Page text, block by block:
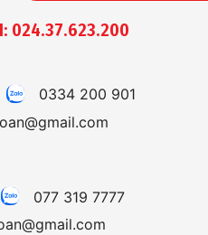
024.37.623.200
0334 200 901
077 319 7777